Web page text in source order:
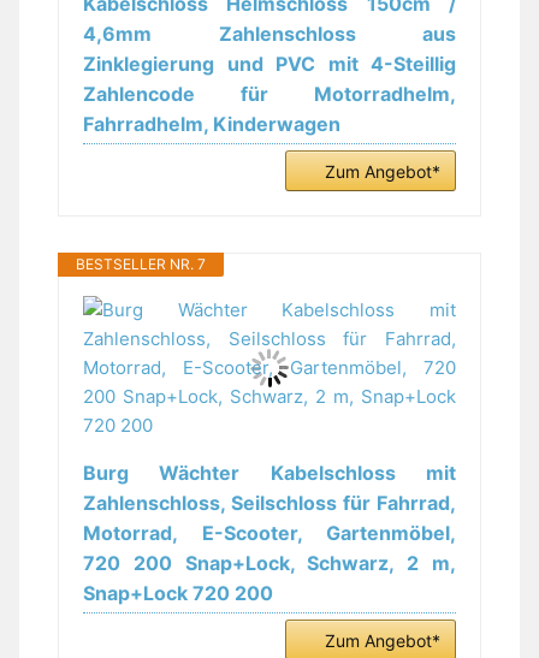
4,6mm Zahlenschloss aus
Zinklegierung und PVC mit 4-Steillig
Zahlencode für Motorradhelm,
Fahrradhelm, Kinderwagen
Zum Angebot*
BESTSELLER NR. 7
Burg Wächter Kabelschloss mit
Zahlenschloss, Seilschloss für Fahrrad,
Motorrad, E-Scooter, Gartenmöbel,
720 200 Snap+Lock, Schwarz, 2 m,
Snap+Lock 720 200
Zum Angebot*